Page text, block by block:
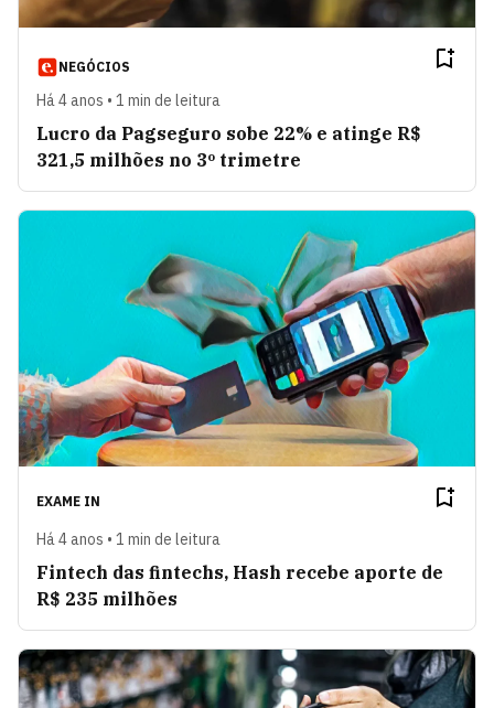
NEGÓCIOS
Há 4 anos • 1 min de leitura
Lucro da Pagseguro sobe 22% e atinge R$
321,5 milhões no 3º trimetre
EXAME IN
Há 4 anos • 1 min de leitura
Fintech das fintechs, Hash recebe aporte de
R$ 235 milhões